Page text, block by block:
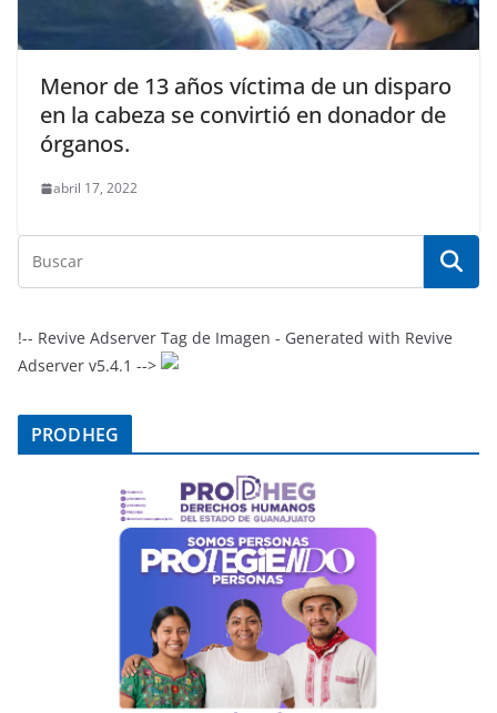
Menor de 13 años víctima de un disparo
en la cabeza se convirtió en donador de
órganos.
abril 17, 2022
!-- Revive Adserver Tag de Imagen - Generated with Revive
Adserver v5.4.1 -->
PRODHEG